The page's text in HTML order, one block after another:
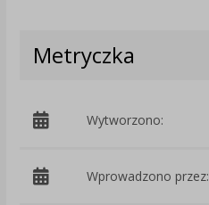
Metryczka
Wytworzono:
Wprowadzono przez: